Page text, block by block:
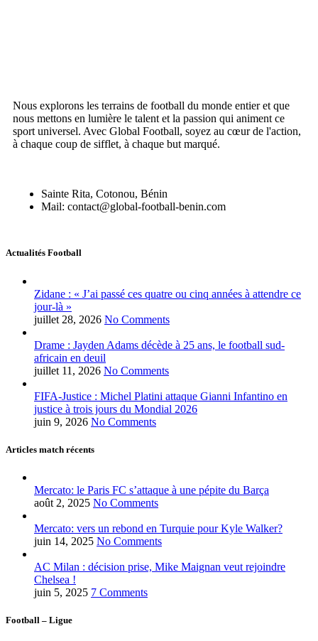
Nous explorons les terrains de football du monde entier et que
nous mettons en lumière le talent et la passion qui animent ce
sport universel. Avec Global Football, soyez au cœur de l'action,
à chaque coup de sifflet, à chaque but marqué.
Sainte Rita, Cotonou, Bénin
Mail: contact@global-football-benin.com
Actualités Football
Zidane : « J’ai passé ces quatre ou cinq années à attendre ce
jour-là »
juillet 28, 2026 No Comments
Drame : Jayden Adams décède à 25 ans, le football sud-
africain en deuil
juillet 11, 2026 No Comments
FIFA-Justice : Michel Platini attaque Gianni Infantino en
justice à trois jours du Mondial 2026
juin 9, 2026 No Comments
Articles match récents
Mercato: le Paris FC s’attaque à une pépite du Barça
août 2, 2025 No Comments
Mercato: vers un rebond en Turquie pour Kyle Walker?
juin 14, 2025 No Comments
AC Milan : décision prise, Mike Maignan veut rejoindre
Chelsea !
juin 5, 2025 7 Comments
Football – Ligue